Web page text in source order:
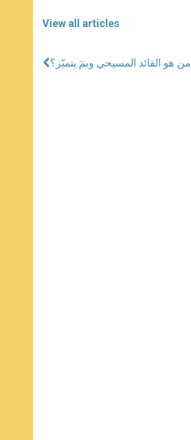
View all articles
من هو القائد المسيحي وبمَ يتميّز؟